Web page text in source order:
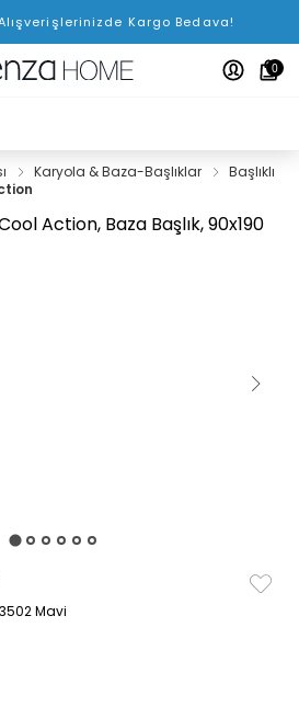
Kargo Bedava!
0
Karyola & Baza-Başlıklar
Başlıklı
Mavi